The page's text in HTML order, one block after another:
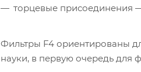
торцевые присоединения
Фильтры F4 ориентированы
науки, в первую очередь для